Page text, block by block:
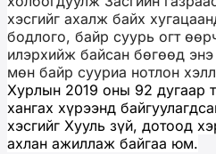
хэсгийг ахалж байх
бодлого, байр суурь огт
илэрхийж байсан бөгөөд энэ
мөн байр сууриа нотлон
Хурлын 2019 оны 92 дугаар
хангах хүрээнд
хэсгийг Хууль зүй, дотоод
ахлан ажиллаж байгаа юм.